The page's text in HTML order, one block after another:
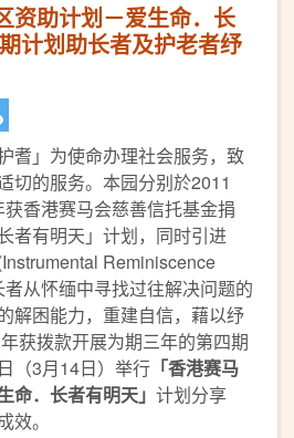
资助计划－爱生命．长
计划助长者及护老者纾
耆」为使命办理社会服务，致
切的服务。本园分别於2011
香港赛马会慈善信托基金捐
者有明天」计划，同时引进
Reminiscence
从怀缅中寻找过往解决问题的
解困能力，重建自信，藉以纾
获拨款开展为期三年的第四期
（3月14日）举行 「香港赛马
命．长者有明天」 计划分享
效。